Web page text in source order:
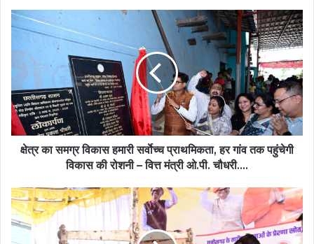
क्षेत्र का समग्र विकास हमारी सर्वाेच्च प्राथमिकता, हर गांव तक पहुंचेगी
विकास की रोशनी – वित्त मंत्री ओ.पी. चौधरी….